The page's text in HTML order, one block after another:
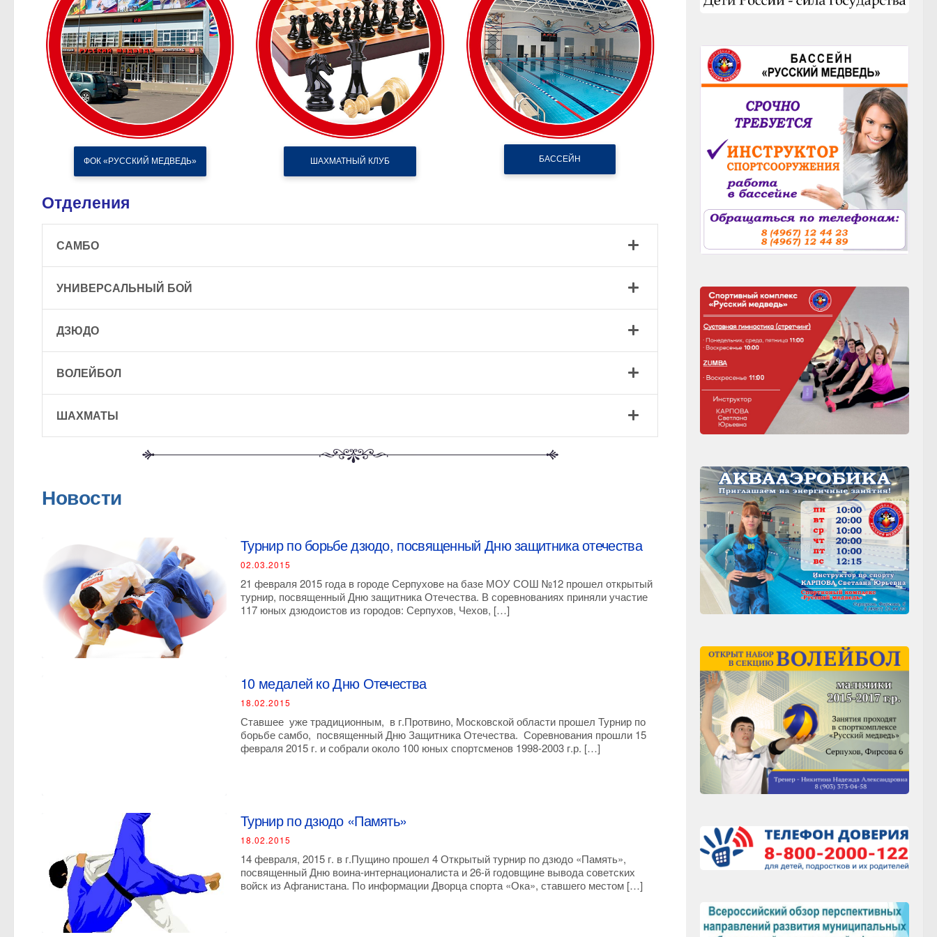
ФОК «РУССКИЙ МЕДВЕДЬ» ШАХМАТНЫЙ КЛУБ БАССЕЙН
Отделения
САМБО
УНИВЕРСАЛЬНЫЙ БОЙ
ДЗЮДО
ВОЛЕЙБОЛ
ШАХМАТЫ
Новости
Турнир по борьбе дзюдо, посвященный Дню защитника отечества
02.03.2015
21 февраля 2015 года в городе Серпухове на базе МОУ СОШ №12 прошел открытый
турнир, посвященный Дню защитника Отечества. В соревнованиях приняли участие
117 юных дзюдоистов из городов: Серпухов, Чехов, […]
10 медалей ко Дню Отечества
18.02.2015
Ставшее уже традиционным, в г.Протвино, Московской области прошел Турнир по
борьбе самбо, посвященный Дню Защитника Отечества. Соревнования прошли 15
февраля 2015 г. и собрали около 100 юных спортсменов 1998-2003 г.р. […]
Турнир по дзюдо «Память»
18.02.2015
14 февраля, 2015 г. в г.Пущино прошел 4 Открытый турнир по дзюдо «Память»,
посвященный Дню воина-интернационалиста и 26-й годовщине вывода советских
войск из Афганистана. По информации Дворца спорта «Ока», ставшего местом […]